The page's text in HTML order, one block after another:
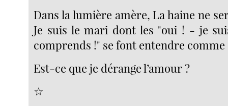
Dans la lumière amère, La haine ne
Je suis le mari dont les "oui ! - je
comprends !" se font entendre
Est-ce que je dérange l’amour ?
☆